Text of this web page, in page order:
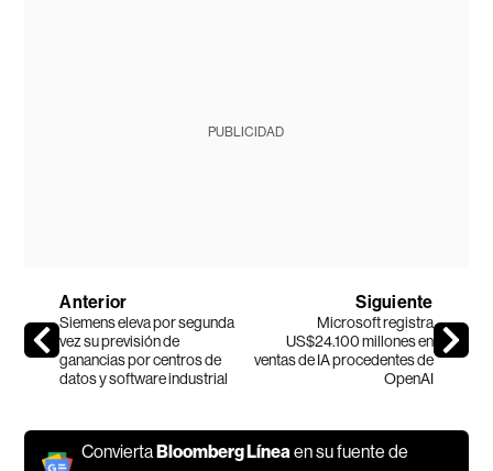
PUBLICIDAD
Anterior
Siemens eleva por segunda
vez su previsión de
ganancias por centros de
datos y software industrial
Siguiente
Microsoft registra
US$24.100 millones en
ventas de IA procedentes de
OpenAI
ConviertaBloomberg Línea en su fuente de